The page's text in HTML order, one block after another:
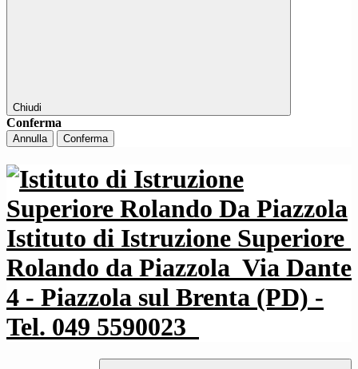
Chiudi
Conferma
Annulla Conferma
Istituto di Istruzione Superiore
Rolando da Piazzola Via Dante
4 - Piazzola sul Brenta (PD) -
Tel. 049 5590023